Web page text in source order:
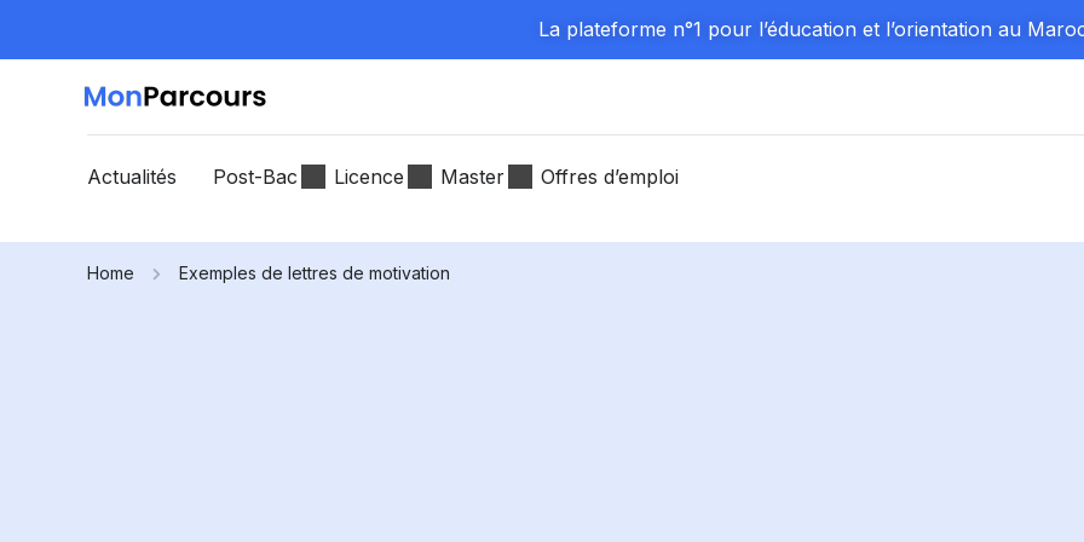
La plateforme n°1 pour l’éducation et l’orientation au
Actualités Post-Bac Licence Master Offres d’emploi
Home Exemples de lettres de motivation